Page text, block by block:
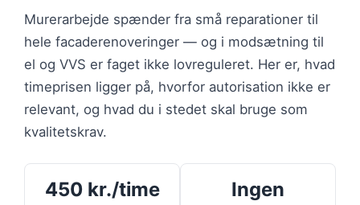
Murerarbejde spænder fra små reparationer til
hele facaderenoveringer — og i modsætning til
el og VVS er faget ikke lovreguleret. Her er, hvad
timeprisen ligger på, hvorfor autorisation ikke er
relevant, og hvad du i stedet skal bruge som
kvalitetskrav.
450 kr./time
Ingen